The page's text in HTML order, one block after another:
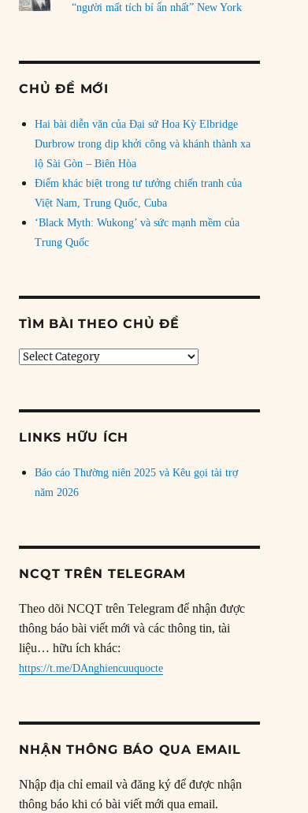
“người mất tích bí ẩn nhất” New York
CHỦ ĐỀ MỚI
Hai bài diễn văn của Đại sứ Hoa Kỳ Elbridge
Durbrow trong dịp khởi công và khánh thành xa
lộ Sài Gòn – Biên Hòa
Điểm khác biệt trong tư tưởng chiến tranh của
Việt Nam, Trung Quốc, Cuba
‘Black Myth: Wukong’ và sức mạnh mềm của
Trung Quốc
TÌM BÀI THEO CHỦ ĐỀ
Tìm
chủ
LINKS HỮU ÍCH
Báo cáo Thường niên 2025 và Kêu gọi tài trợ
năm 2026
NCQT TRÊN TELEGRAM
Theo dõi NCQT trên Telegram để nhận được
thông báo bài viết mới và các thông tin, tài
liệu… hữu ích khác:
https://t.me/DAnghiencuuquocte
NHẬN THÔNG BÁO QUA EMAIL
Nhập địa chỉ email và đăng ký để được nhận
thông báo khi có bài viết mới qua email.